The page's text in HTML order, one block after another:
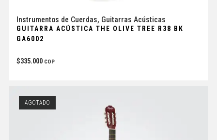
Instrumentos de Cuerdas, Guitarras Acústicas
GUITARRA ACÚSTICA THE OLIVE TREE R38 BK
GA6002
$335.000 COP
AGOTADO